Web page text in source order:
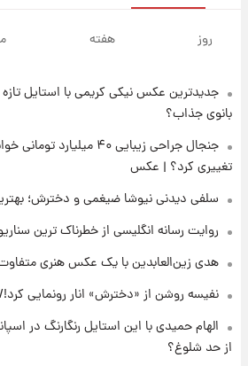
جزئیات
۱۷ ساعت پیش
آتش‌سوزی در لوناپارک
خزندگان خطرناک پس
۲۲ ساعت پیش
خواستگار ۵۰ساله شاهدخت لئونور بازداشت شد
روز هفته ماه
جدیدترین عکس نیکی کریمی با استایل تازه
بانوی جذاب؟
جنجال جراحی زیبایی ۴۰ میلیارد
تغییری کرد؟ | عکس
سلفی دیدنی نیوشا ضیغمی و دخترش؛ بهترین
روایت رسانه انگلیسی از خطرناک ترین سناریو
هدی زین‌العابدین با یک عکس هنری متفاوت
نفیسه روشن از «دخترش» انار رونمایی کرد!/
الهام حمیدی با این استایل رنگارنگ در
از حد شلوغ؟